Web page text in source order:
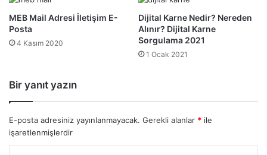
MEB Mail Adresi İletişim E-
Posta
4 Kasım 2020
Dijital Karne Nedir? Nereden
Alınır? Dijital Karne
Sorgulama 2021
1 Ocak 2021
Bir yanıt yazın
E-posta adresiniz yayınlanmayacak. Gerekli alanlar * ile
işaretlenmişlerdir